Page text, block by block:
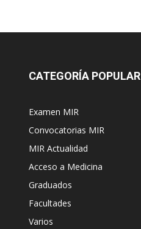
CATEGORÍA POPULAR
Examen MIR
Convocatorias MIR
MIR Actualidad
Acceso a Medicina
Graduados
Facultades
Varios